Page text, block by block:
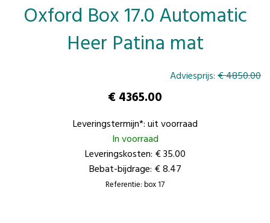
Oxford Box 17.0 Automatic
Heer Patina mat
Adviesprijs: € 4850.00
€ 4365.00
Leveringstermijn*: uit voorraad
In voorraad
Leveringskosten: € 35.00
Bebat-bijdrage: € 8.47
Referentie: box 17